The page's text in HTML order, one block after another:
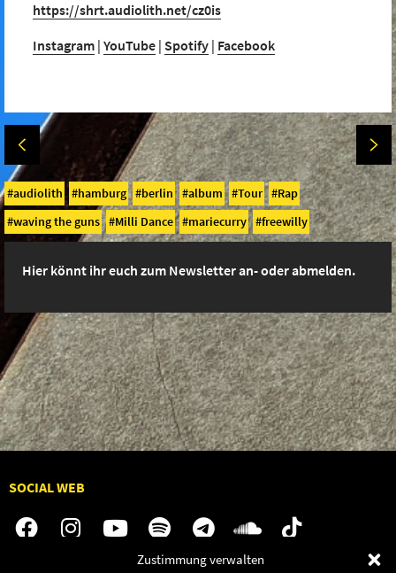
Zustimmung verwalten
https://shrt.audiolith.net/cz0is
Instagram | YouTube | Spotify | Facebook
audiolith hamburg berlin album Tour
Rap
waving the guns
Milli Dance mariecurry freewilly
Hier könnt ihr euch zum Newsletter an- oder abmelden.
SOCIAL WEB